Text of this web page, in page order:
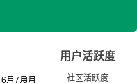
用户活跃度